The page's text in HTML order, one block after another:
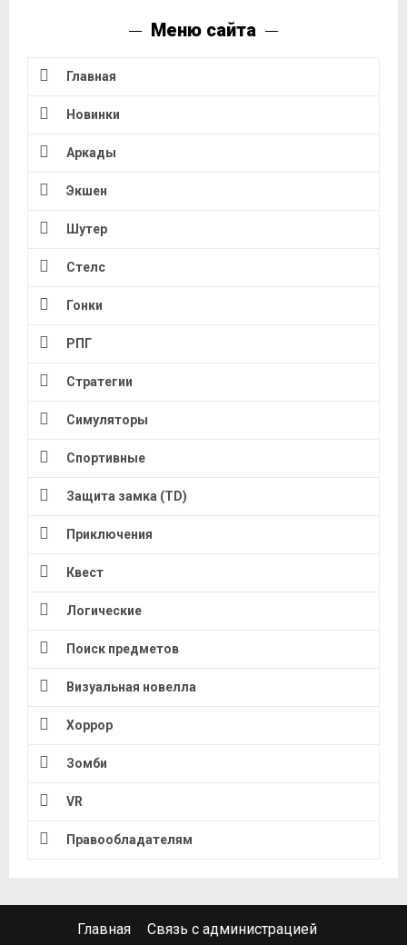
Меню сайта
Главная
Новинки
Аркады
Экшен
Шутер
Стелс
Гонки
РПГ
Стратегии
Симуляторы
Спортивные
Защита замка (TD)
Приключения
Квест
Логические
Поиск предметов
Визуальная новелла
Хоррор
Зомби
VR
Правообладателям
Главная Связь с администрацией